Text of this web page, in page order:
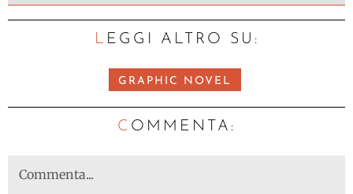
LEGGI ALTRO SU:
GRAPHIC NOVEL
C OMMENTA: